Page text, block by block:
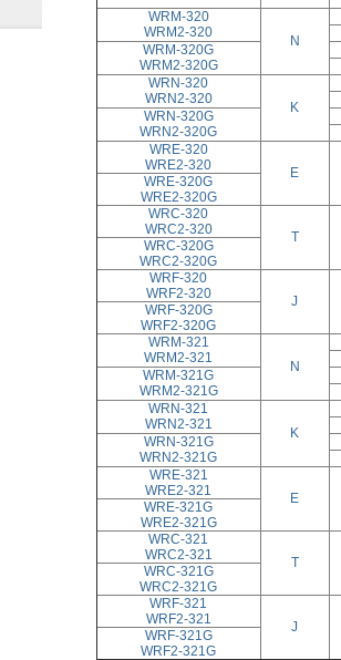
WRM-320
WRM2-320
N
WRM-320G
WRM2-320G
WRN-320
WRN2-320
K
WRN-320G
WRN2-320G
WRE-320
WRE2-320
E
WRE-320G
WRE2-320G
WRC-320
WRC2-320
T
WRC-320G
WRC2-320G
WRF-320
WRF2-320
J
WRF-320G
WRF2-320G
WRM-321
WRM2-321
N
WRM-321G
WRM2-321G
WRN-321
WRN2-321
K
WRN-321G
WRN2-321G
WRE-321
WRE2-321
E
WRE-321G
WRE2-321G
WRC-321
WRC2-321
T
WRC-321G
WRC2-321G
WRF-321
WRF2-321
J
WRF-321G
WRF2-321G